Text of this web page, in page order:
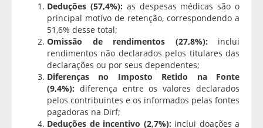
Deduções (57,4%): as despesas médicas são o
principal motivo de retenção, correspondendo a
51,6% desse total;
Omissão de rendimentos (27,8%): inclui
rendimentos não declarados pelos titulares das
declarações ou por seus dependentes;
Diferenças no Imposto Retido na Fonte
(9,4%): diferença entre os valores declarados
pelos contribuintes e os informados pelas fontes
pagadoras na Dirf;
Deduções de incentivo (2,7%): inclui doações a